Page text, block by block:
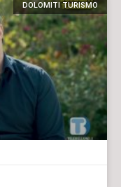
DOLOMITI TURISMO